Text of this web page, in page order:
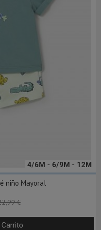
4/6M - 6/9M - 12M
niño Mayoral
€